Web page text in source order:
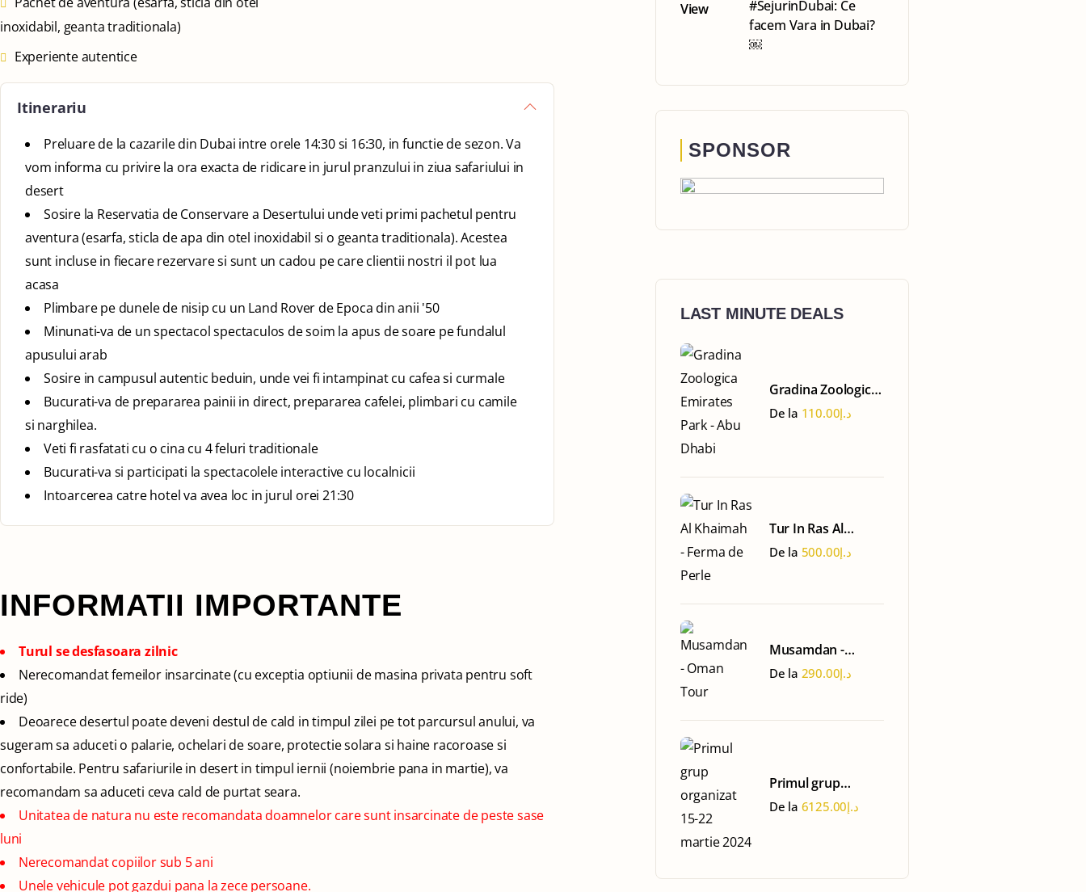
inoxidabil, geanta traditionala)
Experiente autentice
Itinerariu
Preluare de la cazarile din Dubai intre orele 14:30 si 16:30, in functie de sezon. Va
vom informa cu privire la ora exacta de ridicare in jurul pranzului in ziua safariului in
desert
Sosire la Reservatia de Conservare a Desertului unde veti primi pachetul pentru
aventura (esarfa, sticla de apa din otel inoxidabil si o geanta traditionala). Acestea
sunt incluse in fiecare rezervare si sunt un cadou pe care clientii nostri il pot lua
acasa
Plimbare pe dunele de nisip cu un Land Rover de Epoca din anii '50
Minunati-va de un spectacol spectaculos de soim la apus de soare pe fundalul
apusului arab
Sosire in campusul autentic beduin, unde vei fi intampinat cu cafea si curmale
Bucurati-va de prepararea painii in direct, prepararea cafelei, plimbari cu camile
si narghilea.
Veti fi rasfatati cu o cina cu 4 feluri traditionale
Bucurati-va si participati la spectacolele interactive cu localnicii
Intoarcerea catre hotel va avea loc in jurul orei 21:30
INFORMATII IMPORTANTE
Turul se desfasoara zilnic
Nerecomandat femeilor insarcinate (cu exceptia optiunii de masina privata pentru soft
ride)
Deoarece desertul poate deveni destul de cald in timpul zilei pe tot parcursul anului, va
sugeram sa aduceti o palarie, ochelari de soare, protectie solara si haine racoroase si
confortabile. Pentru safariurile in desert in timpul iernii (noiembrie pana in martie), va
recomandam sa aduceti ceva cald de purtat seara.
Unitatea de natura nu este recomandata doamnelor care sunt insarcinate de peste sase
luni
Nerecomandat copiilor sub 5 ani
Unele vehicule pot gazdui pana la zece persoane.
#SejurinDubai: Ce
facem Vara in Dubai?
￼
SPONSOR
LAST MINUTE DEALS
Gradina Zoologica
Emirates Park -
De la د.إ110.00
Tur In Ras Al
Khaimah - Ferma
De la د.إ500.00
Musamdan -
Oman Tour
De la د.إ290.00
Primul grup
organizat 15-22
De la د.إ6125.00